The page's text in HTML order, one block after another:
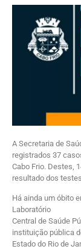
A Secretaria de
registrados 37
Cabo Frio. Destes,
resultado dos
Há ainda um óbito
Laboratório
Central de Saúde
instituição pública
Estado do Rio de